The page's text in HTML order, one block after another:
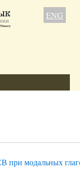
ENG
модальных